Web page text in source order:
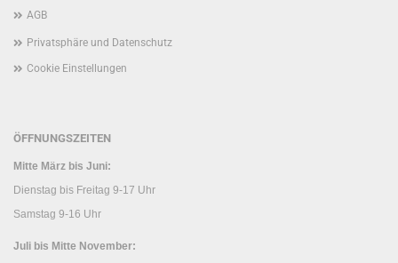
AGB
Privatsphäre und Datenschutz
Cookie Einstellungen
ÖFFNUNGSZEITEN
Mitte März bis Juni:
Dienstag bis Freitag 9-17 Uhr
Samstag 9-16 Uhr
Juli bis Mitte November: